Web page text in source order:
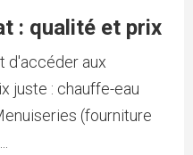
: qualité et prix
d'accéder aux
juste : chauffe-eau
(fourniture